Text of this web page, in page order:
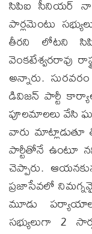
సిపిఐ సీనియర్
పార్లమెంటు
తీరని లోటని సిపిఐ
వెంకటేశ్వరరావు
అన్నారు.
డివిజన్ పార్టీ
పూలమాలలు వేసి
వారు మాట్లాడుతూ
పార్టీతోనే ఉంటూ
చెప్పారు.
ప్రజాసేవలో
మూడు
సభ్యులుగా 2